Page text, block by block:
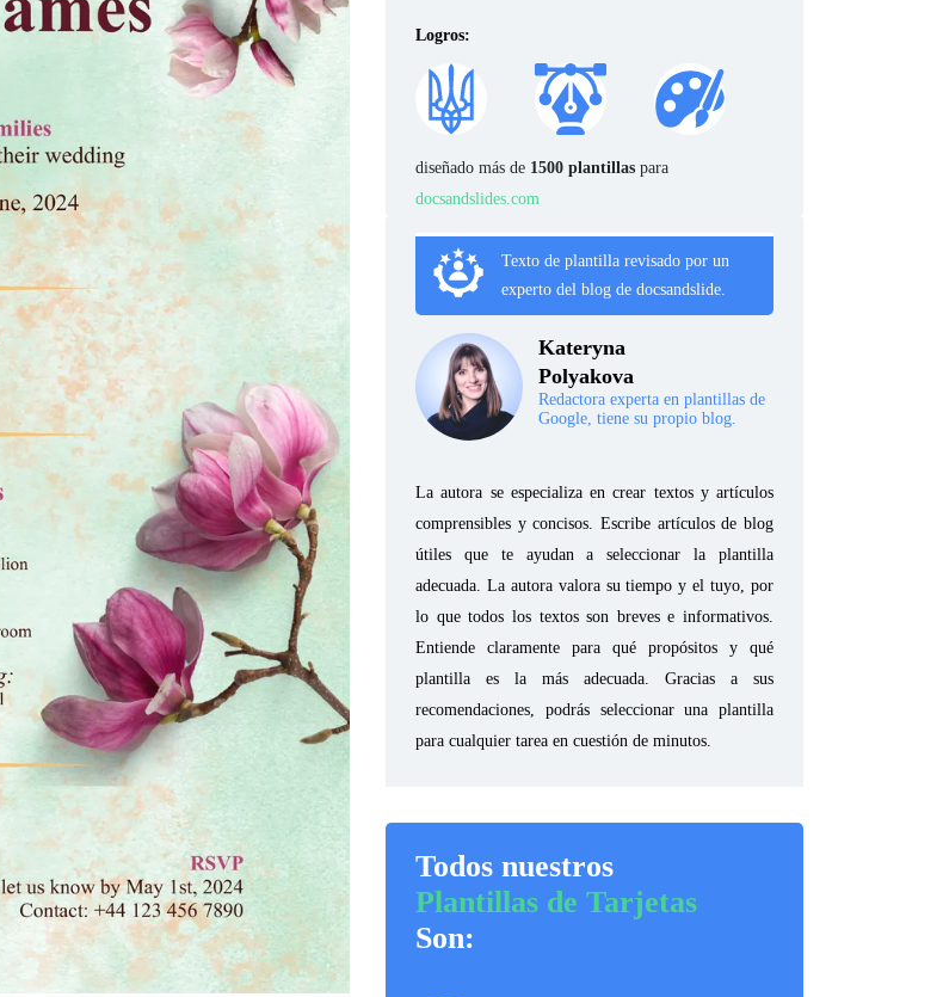
Logros:
diseñado más de 1500 plantillas para
docsandslides.com
Texto de plantilla revisado por un
experto del blog de docsandslide.
Kateryna
Polyakova
Redactora experta en plantillas de
Google, tiene su propio blog.
La autora se especializa en crear textos y artículos
comprensibles y concisos. Escribe artículos de blog
útiles que te ayudan a seleccionar la plantilla
adecuada. La autora valora su tiempo y el tuyo, por
lo que todos los textos son breves e informativos.
Entiende claramente para qué propósitos y qué
plantilla es la más adecuada. Gracias a sus
recomendaciones, podrás seleccionar una plantilla
para cualquier tarea en cuestión de minutos.
Todos nuestros
Plantillas de Tarjetas
Son: